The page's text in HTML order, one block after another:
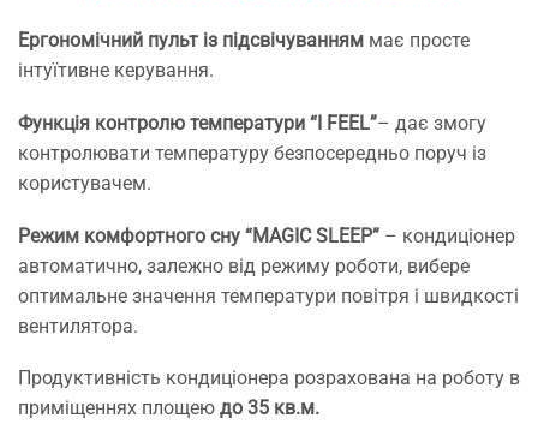
Ергономічний пульт із підсвічуванням має просте
інтуїтивне керування.
Функція контролю температури “I FEEL”– дає змогу
контролювати температуру безпосередньо поруч із
користувачем.
Режим комфортного сну “MAGIC SLEEP” – кондиціонер
автоматично, залежно від режиму роботи, вибере
оптимальне значення температури повітря і швидкості
вентилятора.
Продуктивність кондиціонера розрахована на роботу в
приміщеннях площею до 35 кв.м.